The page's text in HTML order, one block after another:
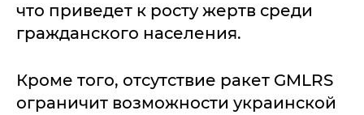
что приведет к росту жертв среди
гражданского населения.
Кроме того, отсутствие ракет GMLRS
ограничит возможности украинской